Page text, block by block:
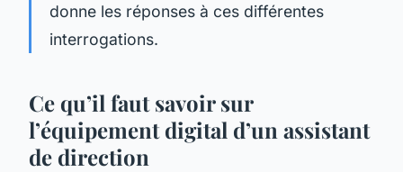
donne les réponses à ces différentes
interrogations.
Ce qu’il faut savoir sur
l’équipement digital d’un assistant
de direction